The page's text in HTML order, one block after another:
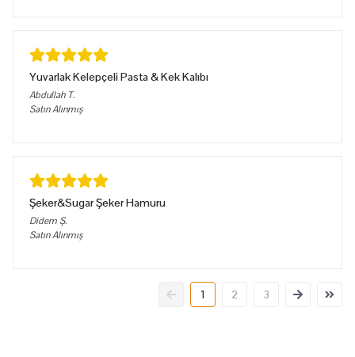
Yuvarlak Kelepçeli Pasta & Kek Kalıbı
Abdullah T.
Satın Alınmış
Şeker&Sugar Şeker Hamuru
Didem Ş.
Satın Alınmış
1 2 3